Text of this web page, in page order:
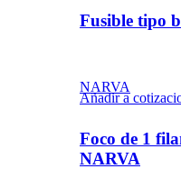
Fusible tipo
NARVA
Añadir a
Foco de 1
NARVA